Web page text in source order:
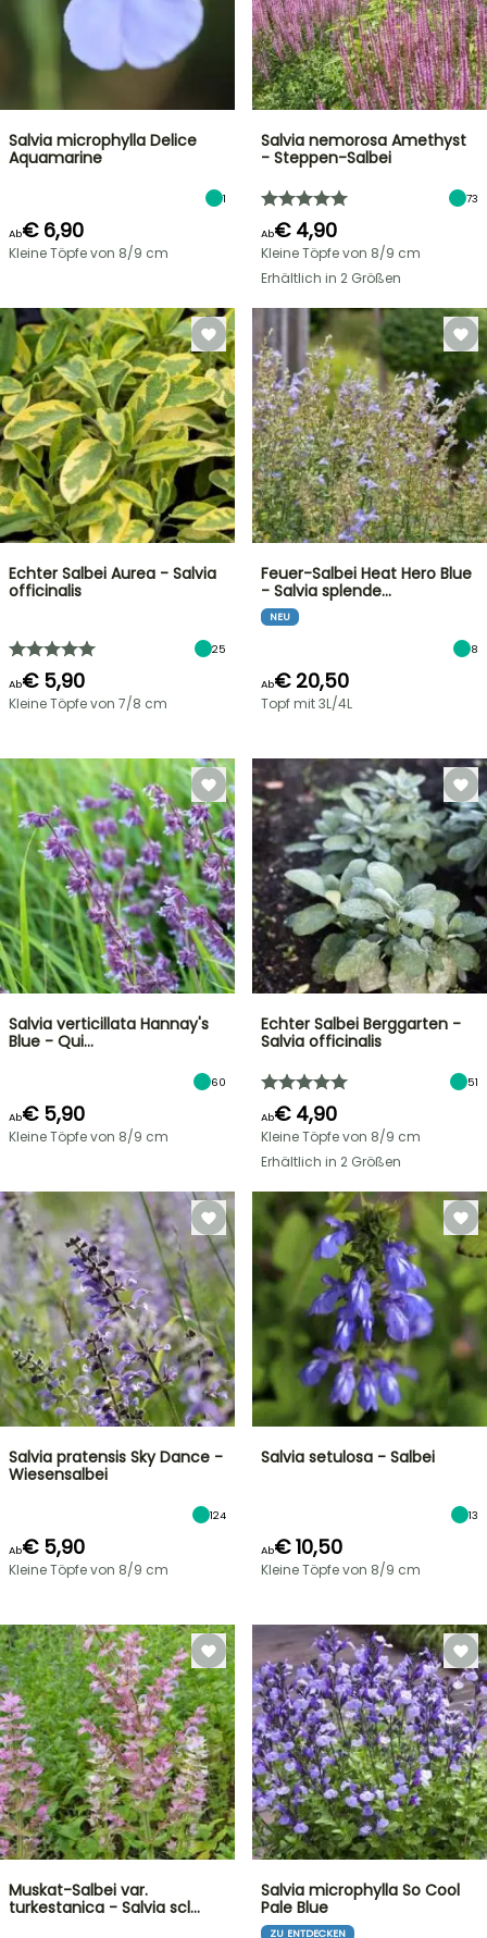
Salvia microphylla Delice
Aquamarine
1
Ab€ 6,90
Kleine Töpfe von 8/9 cm
Salvia nemorosa Amethyst
- Steppen-Salbei
73
Ab€ 4,90
Kleine Töpfe von 8/9 cm
Erhältlich in 2 Größen
Echter Salbei Aurea - Salvia
officinalis
25
Ab€ 5,90
Kleine Töpfe von 7/8 cm
Feuer-Salbei Heat Hero Blue
- Salvia splende…
NEU
8
Ab€ 20,50
Topf mit 3L/4L
Salvia verticillata Hannay's
Blue - Qui…
60
Ab€ 5,90
Kleine Töpfe von 8/9 cm
Echter Salbei Berggarten -
Salvia officinalis
51
Ab€ 4,90
Kleine Töpfe von 8/9 cm
Erhältlich in 2 Größen
Salvia pratensis Sky Dance -
Wiesensalbei
124
Ab€ 5,90
Kleine Töpfe von 8/9 cm
Salvia setulosa - Salbei
13
Ab€ 10,50
Kleine Töpfe von 8/9 cm
Muskat-Salbei var.
turkestanica - Salvia scl…
Salvia microphylla So Cool
Pale Blue
ZU ENTDECKEN